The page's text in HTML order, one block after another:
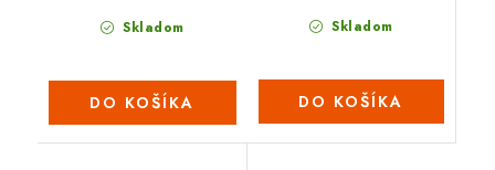
Skladom
DO KOŠÍKA
Skladom
DO KOŠÍKA